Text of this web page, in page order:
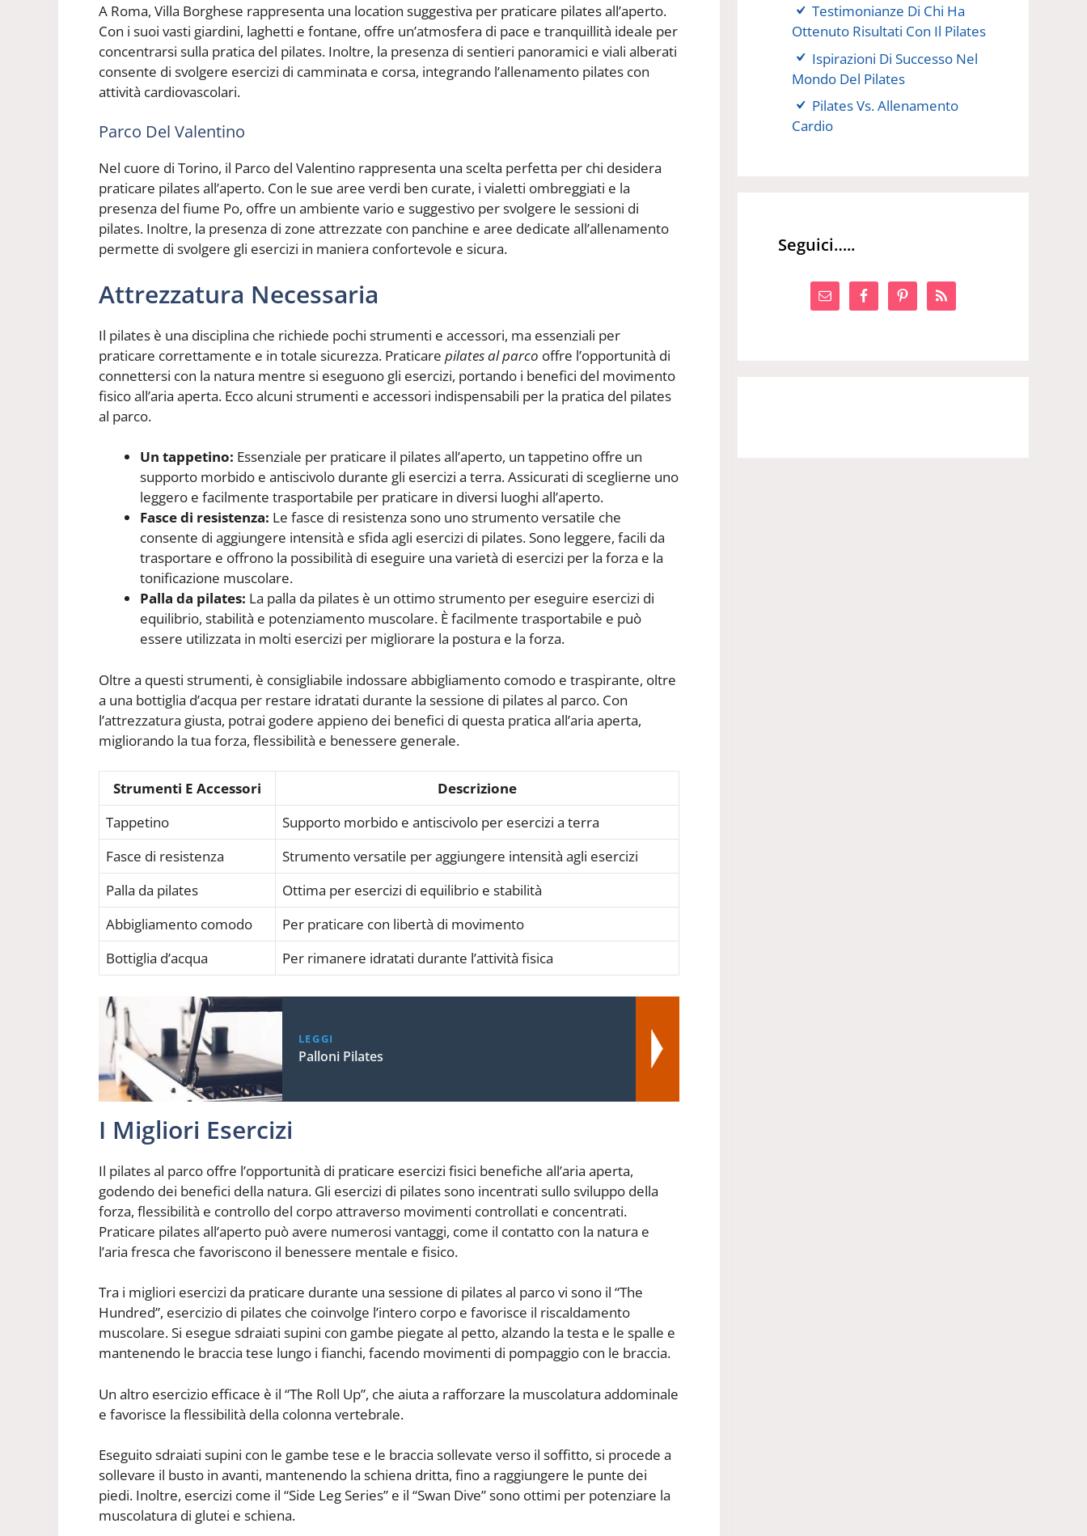
A Roma, Villa Borghese rappresenta una location suggestiva per praticare pilates all’aperto.
Con i suoi vasti giardini, laghetti e fontane, offre un’atmosfera di pace e tranquillità ideale per
concentrarsi sulla pratica del pilates. Inoltre, la presenza di sentieri panoramici e viali alberati
consente di svolgere esercizi di camminata e corsa, integrando l’allenamento pilates con
attività cardiovascolari.
Parco Del Valentino
Nel cuore di Torino, il Parco del Valentino rappresenta una scelta perfetta per chi desidera
praticare pilates all’aperto. Con le sue aree verdi ben curate, i vialetti ombreggiati e la
presenza del fiume Po, offre un ambiente vario e suggestivo per svolgere le sessioni di
pilates. Inoltre, la presenza di zone attrezzate con panchine e aree dedicate all’allenamento
permette di svolgere gli esercizi in maniera confortevole e sicura.
Attrezzatura Necessaria
Il pilates è una disciplina che richiede pochi strumenti e accessori, ma essenziali per
praticare correttamente e in totale sicurezza. Praticare pilates al parco offre l’opportunità di
connettersi con la natura mentre si eseguono gli esercizi, portando i benefici del movimento
fisico all’aria aperta. Ecco alcuni strumenti e accessori indispensabili per la pratica del pilates
al parco.
Un tappetino: Essenziale per praticare il pilates all’aperto, un tappetino offre un
supporto morbido e antiscivolo durante gli esercizi a terra. Assicurati di sceglierne uno
leggero e facilmente trasportabile per praticare in diversi luoghi all’aperto.
Fasce di resistenza: Le fasce di resistenza sono uno strumento versatile che
consente di aggiungere intensità e sfida agli esercizi di pilates. Sono leggere, facili da
trasportare e offrono la possibilità di eseguire una varietà di esercizi per la forza e la
tonificazione muscolare.
Palla da pilates: La palla da pilates è un ottimo strumento per eseguire esercizi di
equilibrio, stabilità e potenziamento muscolare. È facilmente trasportabile e può
essere utilizzata in molti esercizi per migliorare la postura e la forza.
Oltre a questi strumenti, è consigliabile indossare abbigliamento comodo e traspirante, oltre
a una bottiglia d’acqua per restare idratati durante la sessione di pilates al parco. Con
l’attrezzatura giusta, potrai godere appieno dei benefici di questa pratica all’aria aperta,
migliorando la tua forza, flessibilità e benessere generale.
Strumenti E Accessori
Descrizione
Tappetino
Supporto morbido e antiscivolo per esercizi a terra
Fasce di resistenza
Strumento versatile per aggiungere intensità agli esercizi
Palla da pilates
Ottima per esercizi di equilibrio e stabilità
Abbigliamento comodo
Per praticare con libertà di movimento
Bottiglia d’acqua
Per rimanere idratati durante l’attività fisica
LEGGI
Palloni Pilates
I Migliori Esercizi
Il pilates al parco offre l’opportunità di praticare esercizi fisici benefiche all’aria aperta,
godendo dei benefici della natura. Gli esercizi di pilates sono incentrati sullo sviluppo della
forza, flessibilità e controllo del corpo attraverso movimenti controllati e concentrati.
Praticare pilates all’aperto può avere numerosi vantaggi, come il contatto con la natura e
l’aria fresca che favoriscono il benessere mentale e fisico.
Tra i migliori esercizi da praticare durante una sessione di pilates al parco vi sono il “The
Hundred”, esercizio di pilates che coinvolge l’intero corpo e favorisce il riscaldamento
muscolare. Si esegue sdraiati supini con gambe piegate al petto, alzando la testa e le spalle e
mantenendo le braccia tese lungo i fianchi, facendo movimenti di pompaggio con le braccia.
Un altro esercizio efficace è il “The Roll Up”, che aiuta a rafforzare la muscolatura addominale
e favorisce la flessibilità della colonna vertebrale.
Eseguito sdraiati supini con le gambe tese e le braccia sollevate verso il soffitto, si procede a
sollevare il busto in avanti, mantenendo la schiena dritta, fino a raggiungere le punte dei
piedi. Inoltre, esercizi come il “Side Leg Series” e il “Swan Dive” sono ottimi per potenziare la
muscolatura di glutei e schiena.
Testimonianze Di Chi Ha
Ottenuto Risultati Con Il Pilates
Ispirazioni Di Successo Nel
Mondo Del Pilates
Pilates Vs. Allenamento
Cardio
Seguici…..